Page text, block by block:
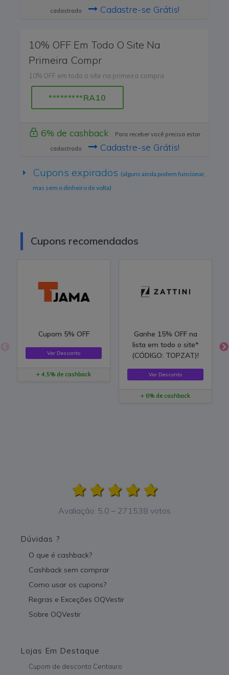
cadastrado Cadastre-se Grátis!
10% OFF Em Todo O Site Na
Primeira Compr
10% OFF em todo o site na primeira compra
*********RA10
6% de cashback
Para receber você precisa estar
cadastrado
Cadastre-se Grátis!
Cupons expirados (alguns ainda podem funcionar,
mas sem o dinheiro de volta)
Cupons recomendados
Cupom 5% OFF
Ver Desconto
+ 4,5% de cashback
Ganhe 15% OFF na
lista em todo o site*
(CÓDIGO: TOPZAT)!
Ver Desconto
+ 6% de cashback
Avaliação: 5.0 – 271538 votos
Dúvidas ?
O que é cashback?
Cashback sem comprar
Como usar os cupons?
Regras e Exceções OQVestir
Sobre OQVestir
Lojas Em Destaque
Cupom de desconto Centauro